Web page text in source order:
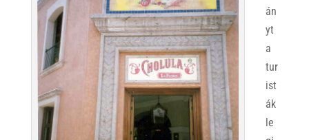
án
yt
a
tur
ist
ák
le